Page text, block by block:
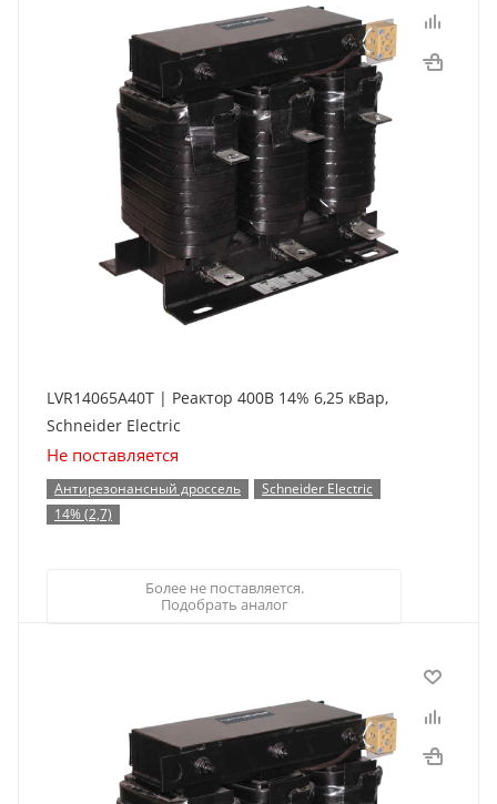
LVR14065A40T | Реактор 400В 14% 6,25 кВар,
Schneider Electric
Не поставляется
Антирезонансный дроссель
Schneider Electric
14% (2,7)
Более не поставляется.
Подобрать аналог